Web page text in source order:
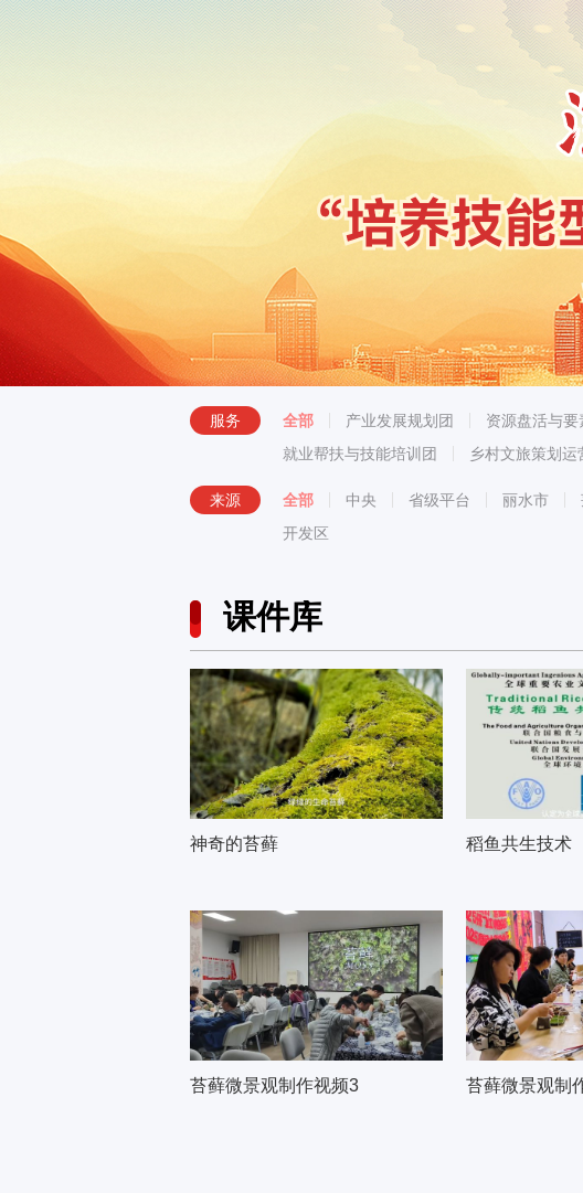
服务 全部 产业发展规划团 资源盘活与要
就业帮扶与技能培训团
乡村文旅策划运
来源 全部 中央 省级平台 丽水市
开发区
课件库
神奇的苔藓 稻鱼共生技术
苔藓微景观制作视频3 苔藓微景观制